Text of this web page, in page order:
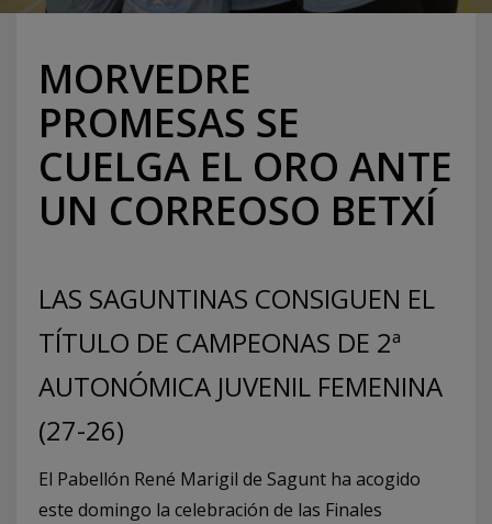
MORVEDRE
PROMESAS SE
CUELGA EL ORO ANTE
UN CORREOSO BETXÍ
LAS SAGUNTINAS CONSIGUEN EL
TÍTULO DE CAMPEONAS DE 2ª
AUTONÓMICA JUVENIL FEMENINA
(27-26)
El Pabellón René Marigil de Sagunt ha acogido
este domingo la celebración de las Finales